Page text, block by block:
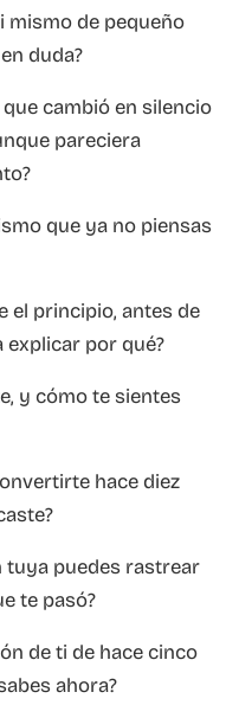
mismo de pequeño
duda?
cambió en silencio
pareciera
que ya no piensas
el principio, antes de
explicar por qué?
y cómo te sientes
hace diez
tuya puedes rastrear
te pasó?
de ti de hace cinco
ahora?